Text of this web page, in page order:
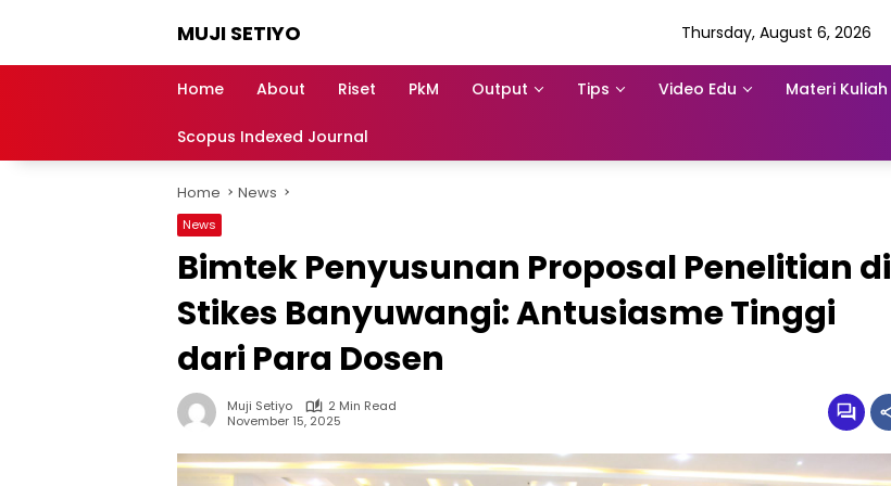
MUJI SETIYO
Bersama,
Thursday, August 6, 2026
Home About Riset PkM Output Tips Video Edu Materi Kuliah
Scopus Indexed Journal
Home News
News
Bimtek Penyusunan Proposal Penelitian di
Stikes Banyuwangi: Antusiasme Tinggi
dari Para Dosen
Muji Setiyo
2 Min Read
November 15, 2025